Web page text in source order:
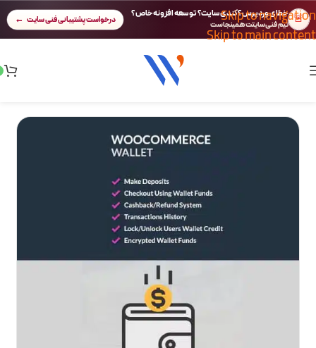
Skip to navigation
Skip to main content
🚨 خطای وردپرس؟ کندی سایت؟ توسعه افزونه خاص؟
تیم فنی سایتت همینجاست درخواست پشتیبانی فنی سایت